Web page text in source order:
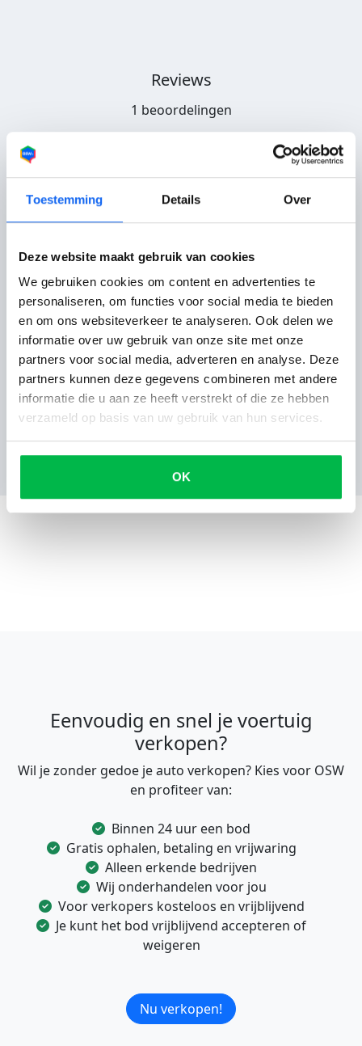
Toestemming Details Over
Deze website maakt gebruik van cookies
We gebruiken cookies om content en advertenties te
personaliseren, om functies voor social media te bieden
en om ons websiteverkeer te analyseren. Ook delen we
informatie over uw gebruik van onze site met onze
partners voor social media, adverteren en analyse. Deze
partners kunnen deze gegevens combineren met andere
informatie die u aan ze heeft verstrekt of die ze hebben
verzameld op basis van uw gebruik van hun services.
OK
Reviews
1 beoordelingen
Susan uit
Nieuwleusen
02-02-2021
Feelders Autodemontage
Service
10
Klantvriendelijk
10
Bereikbaarheid
10
Totaalcijfer bedrijf:10
Aanbevolen door
klant
Vriendelijke man, geen gedoe,...
Vriendelijke man, geen gedoe, komt zijn afspraken
Eenvoudig en snel je voertuig
verkopen?
Wil je zonder gedoe je auto verkopen? Kies voor OSW
en profiteer van:
Binnen 24 uur een bod
Gratis ophalen, betaling en vrijwaring
Alleen erkende bedrijven
Wij onderhandelen voor jou
Voor verkopers kosteloos en vrijblijvend
Je kunt het bod vrijblijvend accepteren of
weigeren
Nu verkopen!